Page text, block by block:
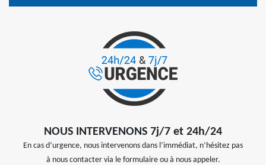
NOUS INTERVENONS 7j/7 et 24h/24
En cas d’urgence, nous intervenons dans l’immédiat, n’hésitez pas
à nous contacter via le formulaire ou à nous appeler.